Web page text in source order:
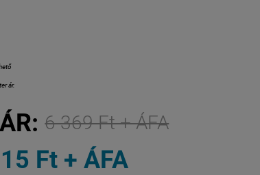
ár.
6 369 Ft + ÁFA
Ft + ÁFA